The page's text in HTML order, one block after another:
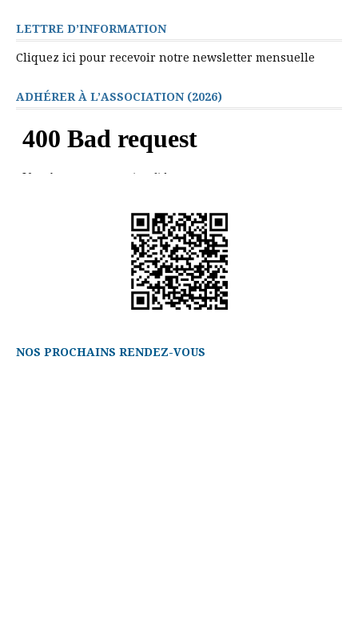
LETTRE D’INFORMATION
Cliquez ici pour recevoir notre newsletter mensuelle
ADHÉRER À L’ASSOCIATION (2026)
NOS PROCHAINS RENDEZ-VOUS